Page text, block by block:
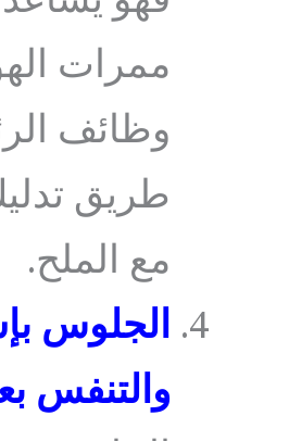
ممرات
وظائف
طريق
مع الملح.
الجلوس
والتنفس